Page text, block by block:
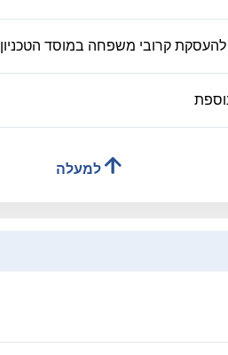
קרובי משפחה במוסד הטכניון
למעלה